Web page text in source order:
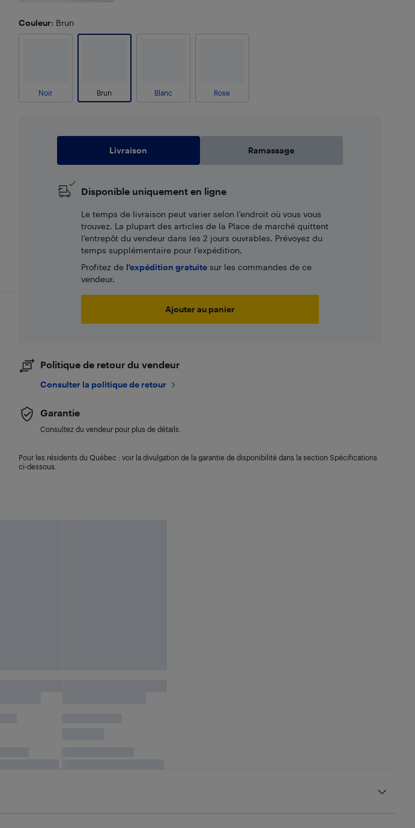
Couleur: Brun
Noir Brun Blanc Rose
Livraison Ramassage
Disponible uniquement en ligne
Le temps de livraison peut varier selon l'endroit où vous vous
trouvez. La plupart des articles de la Place de marché quittent
l’entrepôt du vendeur dans les 2 jours ouvrables. Prévoyez du
temps supplémentaire pour l’expédition.
Profitez de l'expédition gratuitesur les commandes de ce
vendeur.
Ajouter au panier
Politique de retour du vendeur
Consulter la politique de retour
Garantie
Consultez du vendeur pour plus de détails.
Pour les résidents du Québec : voir la divulgation de la garantie de disponibilité dans la section Spécifications
ci-dessous.